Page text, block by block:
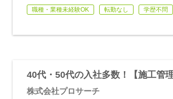
職種・業種未経験OK 転勤なし 学歴不問
40代・50代の入社多数！【施工
株式会社プロサーチ